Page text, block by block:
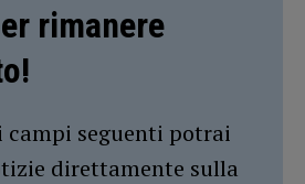
rimanere
campi seguenti potrai
direttamente sulla